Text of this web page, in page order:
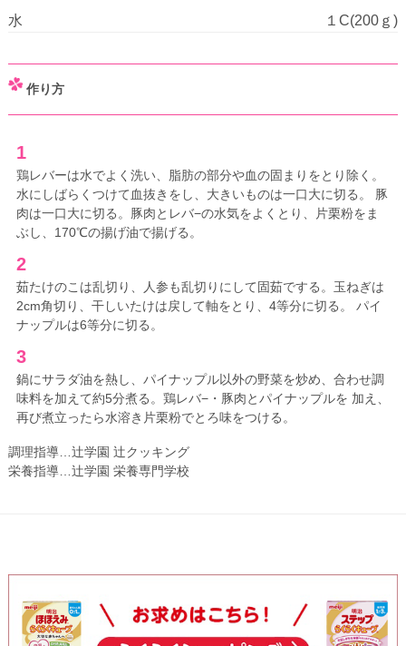
水 １C(200ｇ)
作り方
1
鶏レバーは水でよく洗い、脂肪の部分や血の固まりをとり除く。
水にしばらくつけて血抜きをし、大きいものは一口大に切る。 豚
肉は一口大に切る。豚肉とレバ−の水気をよくとり、片栗粉をま
ぶし、170℃の揚げ油で揚げる。
2
茹たけのこは乱切り、人参も乱切りにして固茹でする。玉ねぎは
2cm角切り、干しいたけは戻して軸をとり、4等分に切る。 パイ
ナップルは6等分に切る。
3
鍋にサラダ油を熱し、パイナップル以外の野菜を炒め、合わせ調
味料を加えて約5分煮る。鶏レバ−・豚肉とパイナップルを 加え、
再び煮立ったら水溶き片栗粉でとろ味をつける。
調理指導…辻学園 辻クッキング
栄養指導…辻学園 栄養専門学校